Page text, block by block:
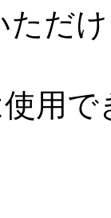
ただ
用